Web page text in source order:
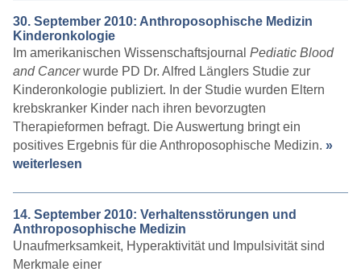
30. September 2010: Anthroposophische Medizin
Kinderonkologie
Im amerikanischen Wissenschaftsjournal Pediatic Blood
and Cancerwurde PD Dr. Alfred Länglers Studie zur
Kinderonkologie publiziert. In der Studie wurden Eltern
krebskranker Kinder nach ihren bevorzugten
Therapieformen befragt. Die Auswertung bringt ein
positives Ergebnis für die Anthroposophische Medizin. »
weiterlesen
14. September 2010: Verhaltensstörungen und
Anthroposophische Medizin
Unaufmerksamkeit, Hyperaktivität und Impulsivität sind
Merkmale einer